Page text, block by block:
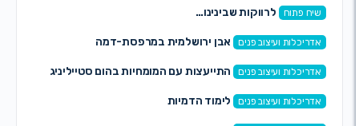
לרווקות שבינינו…
ועיצוב פנים אבן ירושלמית במרפסת-דמה
ועיצוב פנים התייעצות עם המומחיות בהום סטייליניג
ועיצוב פנים לימוד הדמיות